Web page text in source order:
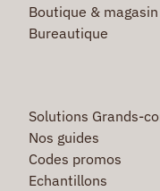
Boutique & magasin
Bureautique
Solutions Grands-
Nos guides
Codes promos
Echantillons